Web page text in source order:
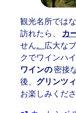
観光名所では
訪れたら、
カ
せん。 広大な
クでワインハ
ワインの密接
後、 グリンツ
お楽しみくださ